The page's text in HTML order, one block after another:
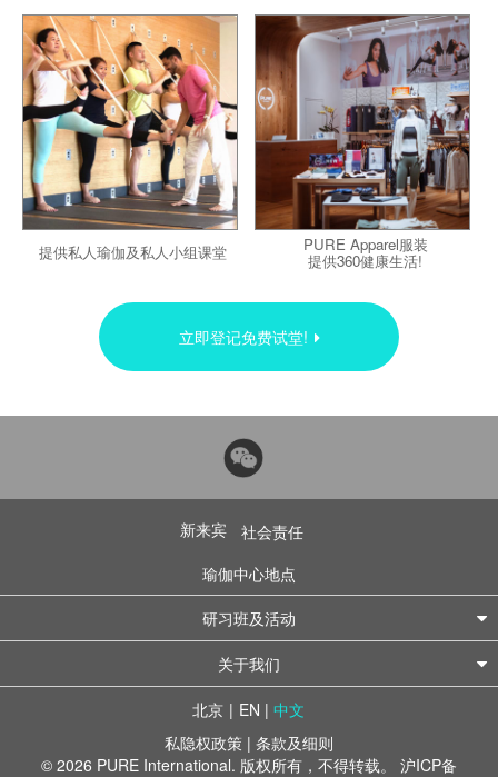
提供私人瑜伽及私人小组课堂 PURE Apparel服装
提供360健康生活!
立即登记免费试堂!
新来宾
社会责任
瑜伽中心地点
研习班及活动
关于我们
北京 | EN | 中文
私隐权政策 | 条款及细则
© 2026 PURE International. 版权所有，不得转载。 沪ICP备